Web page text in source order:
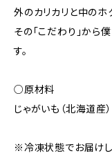
外のカリカリと中のホ
その「こだわり」から
す。
○原材料
じゃがいも（北海道産
※冷凍状態でお届けし